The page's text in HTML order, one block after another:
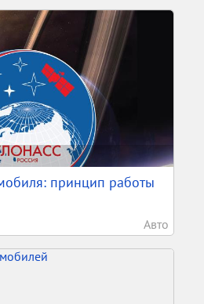
принцип работы
Авто